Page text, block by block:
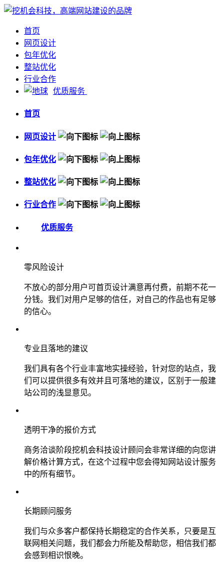
首页
网页设计
包年优化
整站优化
行业合作
优质服务
首页
网页设计
包年优化
整站优化
行业合作
优质服务
零风险设计
不放心的部分用户可首页设计满意再付费，前期不花一
分钱。我们对用户足够的信任，对自己的作品也有足够
的信心。
专业且落地的建议
我们具有各个行业丰富地实操经验，针对您的站点，我
们可以提供很多有效并且可落地的建议，区别于一般建
站公司的浅显意见。
透明干净的报价方式
商务洽谈阶段挖机会科技设计顾问会非常详细的向您讲
解价格计算方式，在这个过程中您会得知网站设计服务
中的所有细节。
长期顾问服务
我们与众多客户都保持长期稳定的合作关系，只要是互
联网相关问题，我们都会力所能及帮助您，相信我们都
会感到相识恨晚。